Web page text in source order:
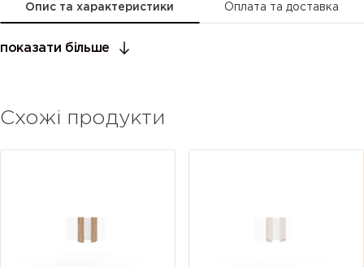
Опис та характеристики Оплата та доставка
показати більше
Схожі продукти